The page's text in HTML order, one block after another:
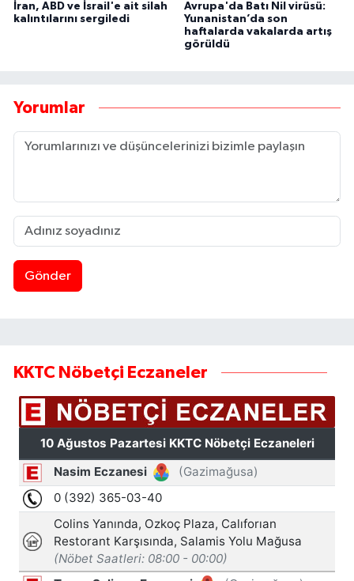
İran, ABD ve İsrail'e ait silah
kalıntılarını sergiledi
Avrupa'da Batı Nil virüsü:
Yunanistan’da son
haftalarda vakalarda artış
görüldü
Yorumlar
Gönder
KKTC Nöbetçi Eczaneler